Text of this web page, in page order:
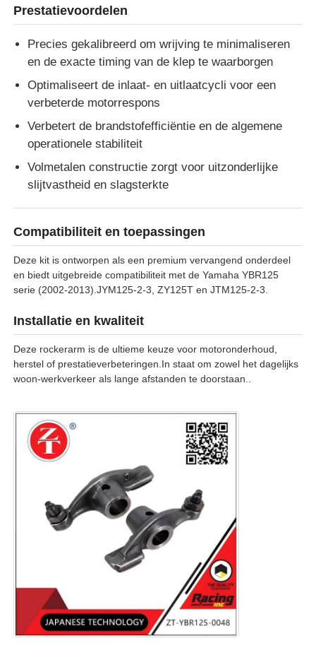
Producten
Over ons
Fabrieksreis
Contacteer ons
Vraag een offerte aan
Motoronderdelen voor motorfietsen
elektrische onderdelen voor motorfietsen
Motorfietsonderdelen
Prestatievoordelen
Precies gekalibreerd om wrijving te minimaliseren
en de exacte timing van de klep te waarborgen
Optimaliseert de inlaat- en uitlaatcycli voor een
verbeterde motorrespons
Verbetert de brandstofefficiëntie en de algemene
operationele stabiliteit
Volmetalen constructie zorgt voor uitzonderlijke
slijtvastheid en slagsterkte
Compatibiliteit en toepassingen
Deze kit is ontworpen als een premium vervangend onderdeel
en biedt uitgebreide compatibiliteit met de Yamaha YBR125
serie (2002-2013).JYM125-2-3, ZY125T en JTM125-2-3.
Installatie en kwaliteit
Deze rockerarm is de ultieme keuze voor motoronderhoud,
herstel of prestatieverbeteringen.In staat om zowel het dagelijks
woon-werkverkeer als lange afstanden te doorstaan..